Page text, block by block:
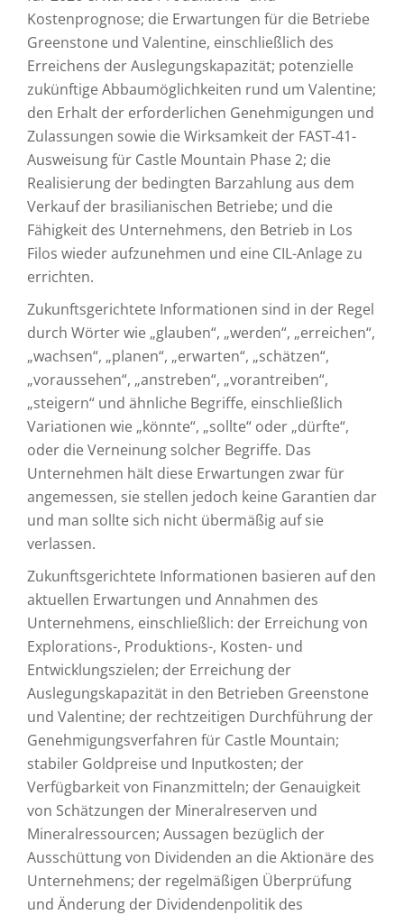
Kostenprognose; die Erwartungen für die Betriebe
Greenstone und Valentine, einschließlich des
Erreichens der Auslegungskapazität; potenzielle
zukünftige Abbaumöglichkeiten rund um Valentine;
den Erhalt der erforderlichen Genehmigungen und
Zulassungen sowie die Wirksamkeit der FAST-41-
Ausweisung für Castle Mountain Phase 2; die
Realisierung der bedingten Barzahlung aus dem
Verkauf der brasilianischen Betriebe; und die
Fähigkeit des Unternehmens, den Betrieb in Los
Filos wieder aufzunehmen und eine CIL-Anlage zu
errichten.
Zukunftsgerichtete Informationen sind in der Regel
durch Wörter wie „glauben“, „werden“, „erreichen“,
„wachsen“, „planen“, „erwarten“, „schätzen“,
„voraussehen“, „anstreben“, „vorantreiben“,
„steigern“ und ähnliche Begriffe, einschließlich
Variationen wie „könnte“, „sollte“ oder „dürfte“,
oder die Verneinung solcher Begriffe. Das
Unternehmen hält diese Erwartungen zwar für
angemessen, sie stellen jedoch keine Garantien dar
und man sollte sich nicht übermäßig auf sie
verlassen.
Zukunftsgerichtete Informationen basieren auf den
aktuellen Erwartungen und Annahmen des
Unternehmens, einschließlich: der Erreichung von
Explorations-, Produktions-, Kosten- und
Entwicklungszielen; der Erreichung der
Auslegungskapazität in den Betrieben Greenstone
und Valentine; der rechtzeitigen Durchführung der
Genehmigungsverfahren für Castle Mountain;
stabiler Goldpreise und Inputkosten; der
Verfügbarkeit von Finanzmitteln; der Genauigkeit
von Schätzungen der Mineralreserven und
Mineralressourcen; Aussagen bezüglich der
Ausschüttung von Dividenden an die Aktionäre des
Unternehmens; der regelmäßigen Überprüfung
und Änderung der Dividendenpolitik des